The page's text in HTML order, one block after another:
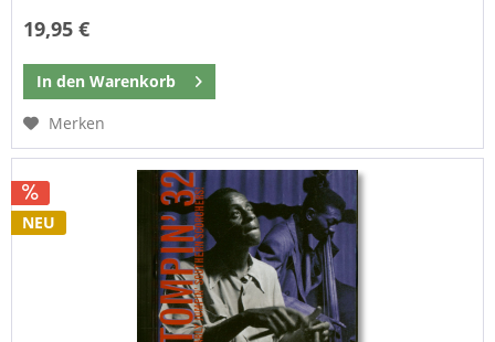
19,95 €
In den Warenkorb
Merken
NEU